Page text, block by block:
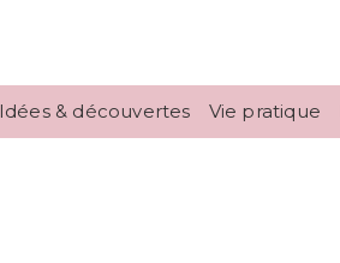
Idées & découvertes Vie pratique